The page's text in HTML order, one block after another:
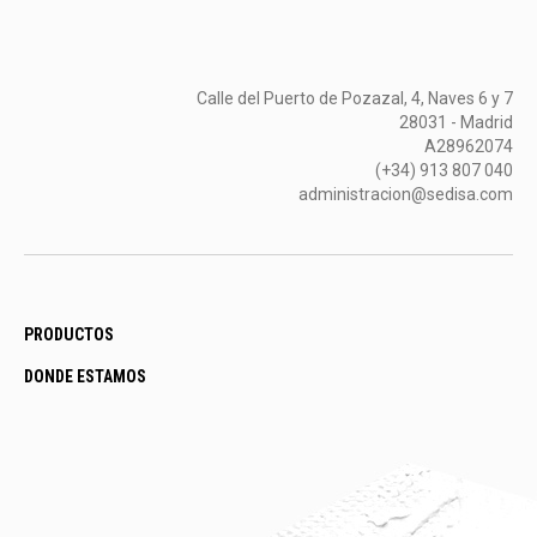
Calle del Puerto de Pozazal, 4, Naves 6 y 7
28031 - Madrid
A28962074
(+34) 913 807 040
administracion@sedisa.com
PRODUCTOS
DONDE ESTAMOS